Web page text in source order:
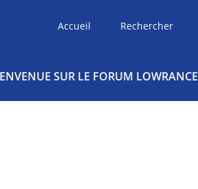
Accueil Rechercher
SUR LE FORUM LOWRANCE